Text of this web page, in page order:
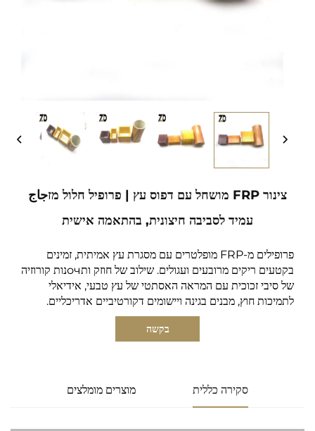
צינור FRP מושחל עם דפוס עץ | פרופיל חלול מזجاج
עמיד לסביבה חיצונית, בהתאמה אישית
פרופילים מ-FRP מופלטרים עם מסגרת עץ אמיתית, זמינים
בקטעים ריקים מרובעים ועגולים. שילוב של חוזק ותочנות קורוזיה
של סיבי זכוכית עם המראה האסתטי של עץ טבעי, אידיאלי
לתמיכות חוץ, מבנים בגינה ויישומים דקורטיביים אדריכליים.
בקשה
סקירה כללית מוצרים מומלצים